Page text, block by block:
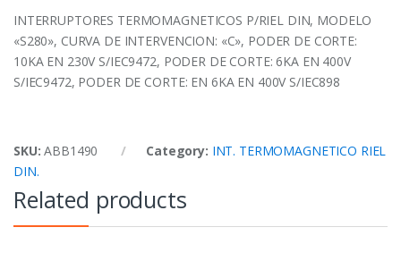
INTERRUPTORES TERMOMAGNETICOS P/RIEL DIN, MODELO
«S280», CURVA DE INTERVENCION: «C», PODER DE CORTE:
10KA EN 230V S/IEC9472, PODER DE CORTE: 6KA EN 400V
S/IEC9472, PODER DE CORTE: EN 6KA EN 400V S/IEC898
SKU:ABB1490 Category: INT. TERMOMAGNETICO RIEL
DIN.
Related products